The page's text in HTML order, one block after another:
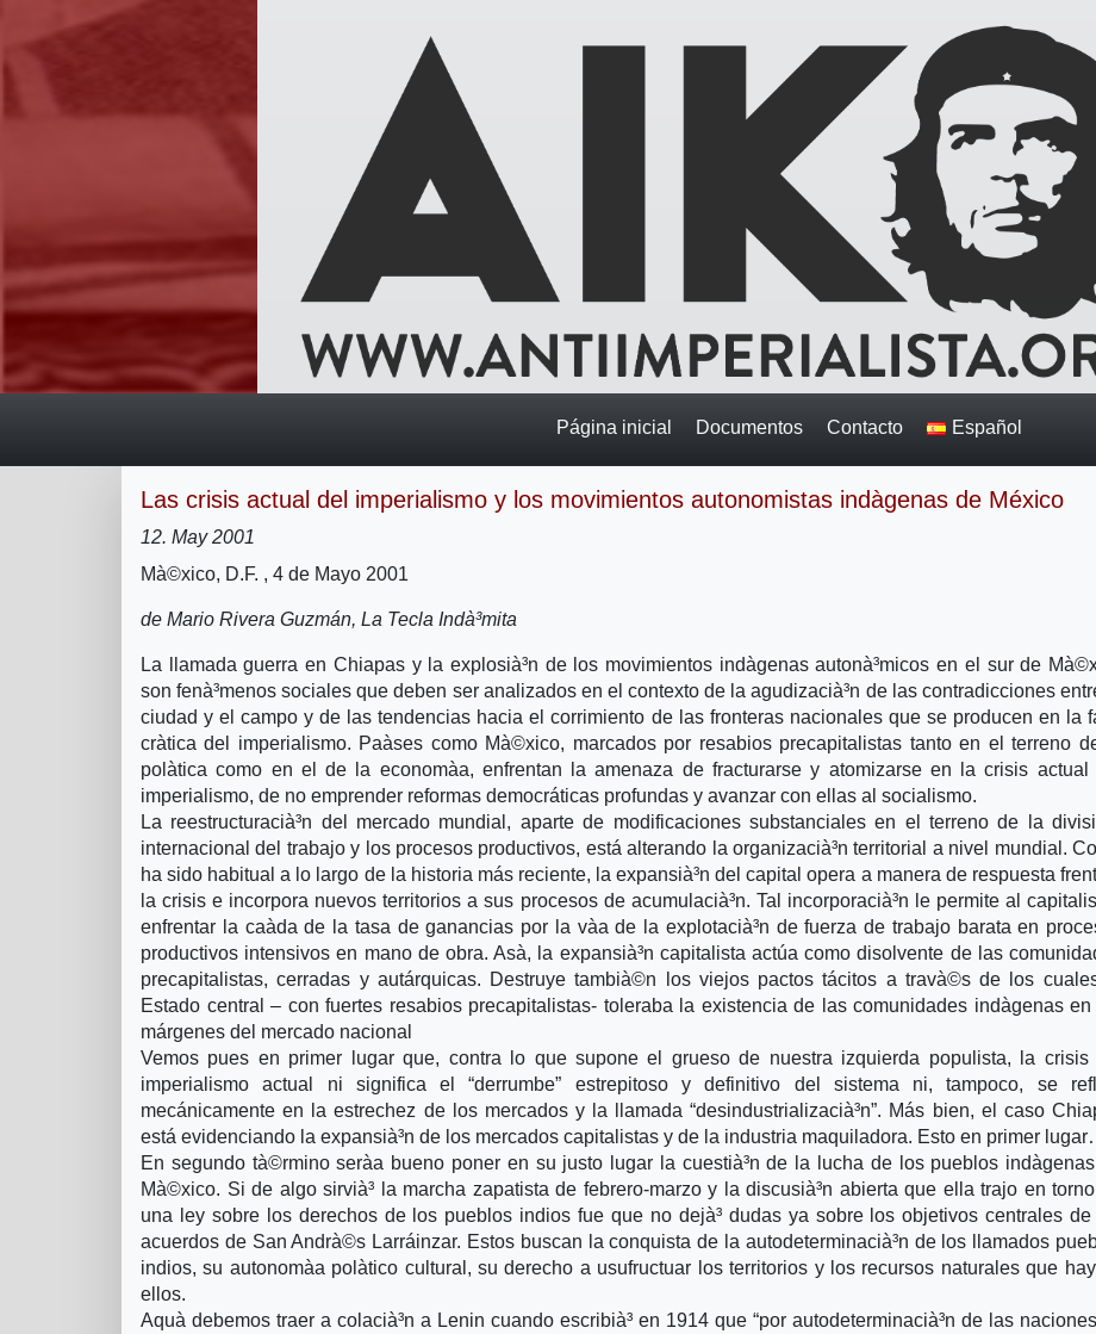
Página inicial Documentos Contacto Español
Las crisis actual del imperialismo y los movimientos autonomistas indà­genas de México
12. May 2001
Mà©xico, D.F. , 4 de Mayo 2001
de Mario Rivera Guzmán, La Tecla Indà³mita
La llamada guerra en Chiapas y la explosià³n de los movimientos indà­genas autonà³micos en el sur de
son fenà³menos sociales que deben ser analizados en el contexto de la agudizacià³n de las contradicciones
ciudad y el campo y de las tendencias hacia el corrimiento de las fronteras nacionales que se producen en la
crà­tica del imperialismo. Paà­ses como Mà©xico, marcados por resabios precapitalistas tanto en el terreno
polà­tica como en el de la economà­a, enfrentan la amenaza de fracturarse y atomizarse en la crisis actual
imperialismo, de no emprender reformas democráticas profundas y avanzar con ellas al socialismo.
La reestructuracià³n del mercado mundial, aparte de modificaciones substanciales en el terreno de la
internacional del trabajo y los procesos productivos, está alterando la organizacià³n territorial a nivel mundial.
ha sido habitual a lo largo de la historia más reciente, la expansià³n del capital opera a manera de respuesta
la crisis e incorpora nuevos territorios a sus procesos de acumulacià³n. Tal incorporacià³n le permite al
enfrentar la caà­da de la tasa de ganancias por la và­a de la explotacià³n de fuerza de trabajo barata en
productivos intensivos en mano de obra. Asà­, la expansià³n capitalista actúa como disolvente de las
precapitalistas, cerradas y autárquicas. Destruye tambià©n los viejos pactos tácitos a travà©s de los
Estado central – con fuertes resabios precapitalistas- toleraba la existencia de las comunidades indà­genas
márgenes del mercado nacional
Vemos pues en primer lugar que, contra lo que supone el grueso de nuestra izquierda populista, la crisis
imperialismo actual ni significa el “derrumbe” estrepitoso y definitivo del sistema ni, tampoco, se
mecánicamente en la estrechez de los mercados y la llamada “desindustrializacià³n”. Más bien, el caso
está evidenciando la expansià³n de los mercados capitalistas y de la industria maquiladora. Esto en primer
En segundo tà©rmino serà­a bueno poner en su justo lugar la cuestià³n de la lucha de los pueblos
Mà©xico. Si de algo sirvià³ la marcha zapatista de febrero-marzo y la discusià³n abierta que ella trajo en
una ley sobre los derechos de los pueblos indios fue que no dejà³ dudas ya sobre los objetivos centrales
acuerdos de San Andrà©s Larráinzar. Estos buscan la conquista de la autodeterminacià³n de los llamados
indios, su autonomà­a polà­tico cultural, su derecho a usufructuar los territorios y los recursos naturales que
ellos.
Aquà­ debemos traer a colacià³n a Lenin cuando escribià³ en 1914 que “por autodeterminacià³n de las